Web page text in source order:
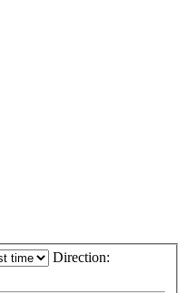
Direction: